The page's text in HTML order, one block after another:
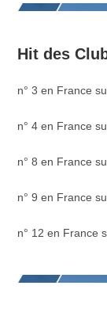
Hit des
n° 3 en France
n° 4 en France
n° 8 en France
n° 9 en France
n° 12 en France